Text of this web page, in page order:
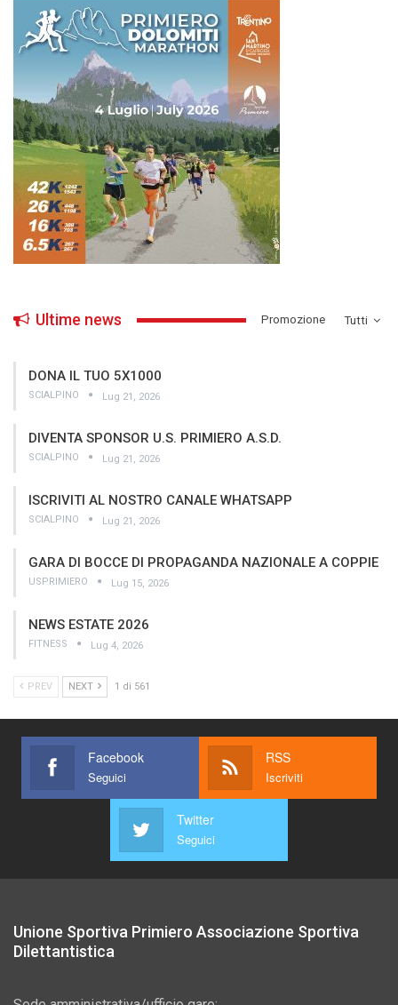
Tutti
Ultime news ­Promozione
DONA IL TUO 5X1000
SCIALPINO Lug 21, 2026
DIVENTA SPONSOR U.S. PRIMIERO A.S.D.
SCIALPINO Lug 21, 2026
ISCRIVITI AL NOSTRO CANALE WHATSAPP
SCIALPINO Lug 21, 2026
GARA DI BOCCE DI PROPAGANDA NAZIONALE A COPPIE
USPRIMIERO Lug 15, 2026
NEWS ESTATE 2026
FITNESS Lug 4, 2026
PREV NEXT 1 di 561
Facebook
Seguici
RSS
Iscriviti
Twitter
Seguici
Unione Sportiva Primiero Associazione Sportiva
Dilettantistica